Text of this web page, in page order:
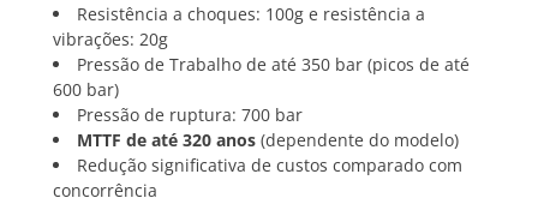
Resistência a choques: 100g e resistência a
vibrações: 20g
Pressão de Trabalho de até 350 bar (picos de até
600 bar)
Pressão de ruptura: 700 bar
MTTF de até 320 anos (dependente do modelo)
Redução significativa de custos comparado com
concorrência